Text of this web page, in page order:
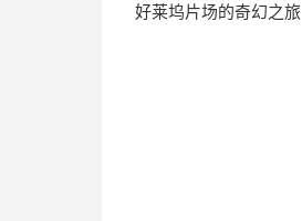
好莱坞片场的奇幻之旅